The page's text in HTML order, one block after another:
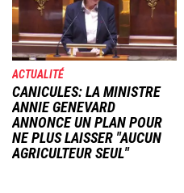
ACTUALITÉ
CANICULES: LA MINISTRE
ANNIE GENEVARD
ANNONCE UN PLAN POUR
NE PLUS LAISSER "AUCUN
AGRICULTEUR SEUL"